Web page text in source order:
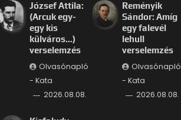
József Attila:
(Arcuk egy-
egy kis
külváros…)
verselemzés
Olvasónapló
- Kata
2026.08.08.
Reményik
Sándor: Amíg
egy falevél
lehull
verselemzés
Olvasónapló
- Kata
2026.08.08.